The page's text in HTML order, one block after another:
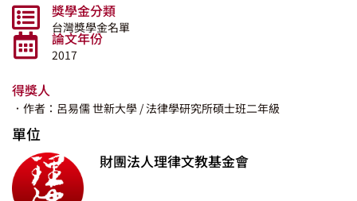
獎學金分類
台灣獎學金名單
論文年份
2017
得獎人
．作者：呂易儒世新大學 / 法律學研究所碩士班二年級
單位
財團法人理律文教基金會